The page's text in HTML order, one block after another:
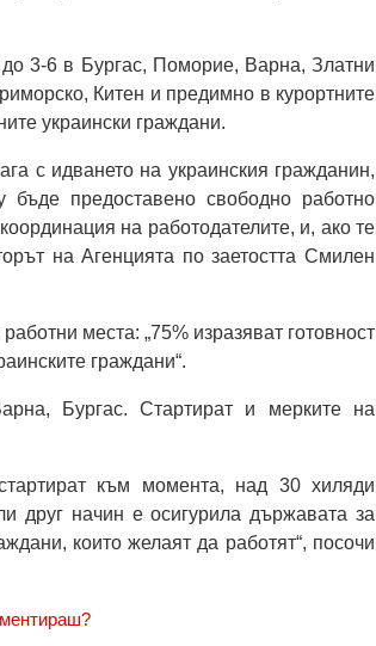
3-6 в Бургас, Поморие, Варна, Златни
Китен и предимно в курортните
украински граждани.
с идването на украинския гражданин,
предоставено свободно работно
на работодателите, и, ако те
на Агенцията по заетостта Смилен
места: „75% изразяват готовност
граждани“.
Бургас. Стартират и мерките на
към момента, над 30 хиляди
друг начин е осигурила държавата за
които желаят да работят“, посочи